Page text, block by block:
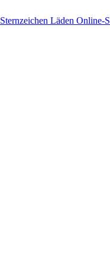
Sternzeichen Läden Online-